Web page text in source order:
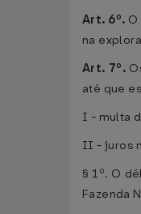
Art. 6º.
na
Art. 7º.
até que
I - multa
II - juros
§ 1º. O
Fazenda